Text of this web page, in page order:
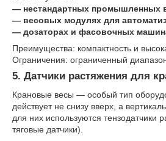
— нестандартных промышленных
— весовых модулях для
— дозаторах и фасовочных
Преимущества: компактность и
Ограничения: ограниченный
5. Датчики растяжения для
Крановые весы — особый тип
действует не снизу вверх, а
для них используются тензодатчики
тяговые датчики).